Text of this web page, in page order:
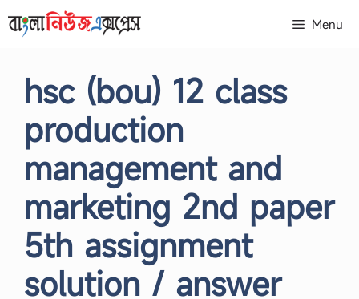
to
Menu
hsc (bou) 12 class
production
management and
marketing 2nd paper
5th assignment
solution / answer